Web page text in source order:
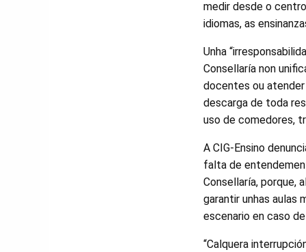
medir desde o
idiomas, as
Unha
Consellaría non
docentes ou
descarga de toda
uso de comedores,
A CIG-Ensino
falta de
Consellaría, porque,
garantir unhas aulas
escenario en caso
“Calquera